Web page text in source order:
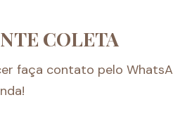
COLETA
faça contato pelo